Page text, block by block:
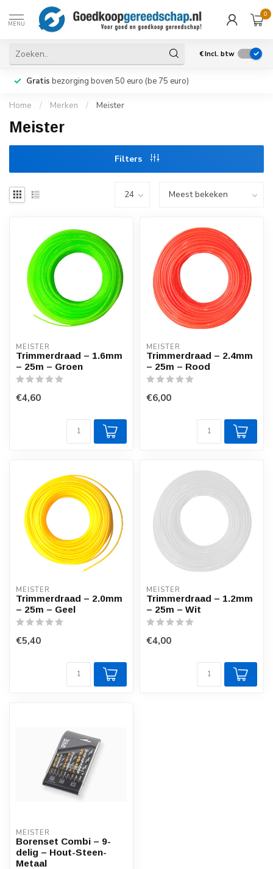
MENU
0
€Incl. btw
Gratis bezorging boven 50 euro (be 75 euro)
Home / Merken / Meister
Meister
Filters
MEISTER
Trimmerdraad – 1.6mm
– 25m – Groen
€4,60
MEISTER
Trimmerdraad – 2.4mm
– 25m – Rood
€6,00
MEISTER
Trimmerdraad – 2.0mm
– 25m – Geel
€5,40
MEISTER
Trimmerdraad – 1.2mm
– 25m – Wit
€4,00
MEISTER
Borenset Combi – 9-
delig – Hout-Steen-
Metaal